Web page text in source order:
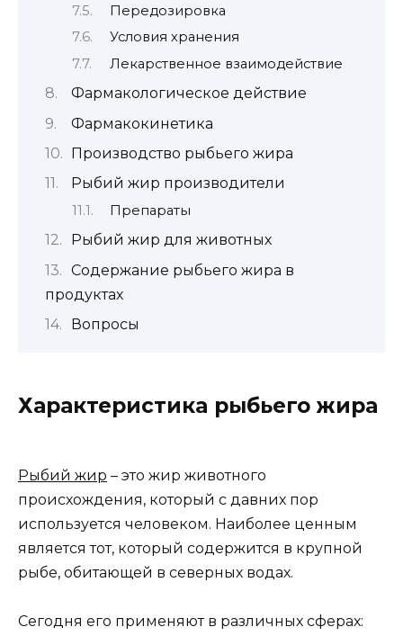
Передозировка
Условия хранения
Лекарственное взаимодействие
Фармакологическое действие
Фармакокинетика
Производство рыбьего жира
Рыбий жир производители
Препараты
Рыбий жир для животных
Содержание рыбьего жира в
продуктах
Вопросы
Характеристика рыбьего жира
Рыбий жир – это жир животного
происхождения, который с давних пор
используется человеком. Наиболее ценным
является тот, который содержится в крупной
рыбе, обитающей в северных водах.
Сегодня его применяют в различных сферах: